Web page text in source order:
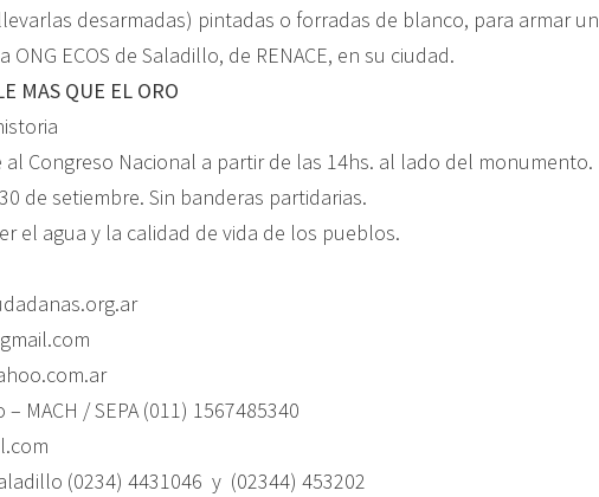
desarmadas) pintadas o forradas de blanco, para armar un
ECOS de Saladillo, de RENACE, en su ciudad.
MAS QUE EL ORO
Congreso Nacional a partir de las 14hs. al lado del monumento.
de setiembre. Sin banderas partidarias.
el agua y la calidad de vida de los pueblos.
MACH / SEPA (011) 1567485340
(0234) 4431046 y (02344) 453202